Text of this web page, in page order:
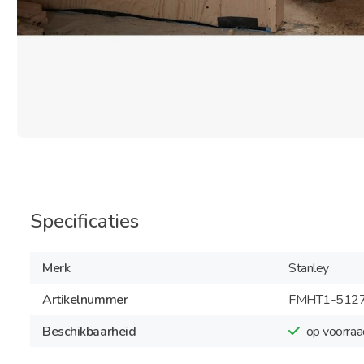
Specificaties
Merk
Stanley
Artikelnummer
FMHT1-
Beschikbaarheid
op